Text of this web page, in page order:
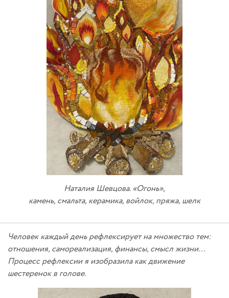
Наталия Шевцова. «Огонь»,
камень, смальта, керамика, войлок, пряжа, шелк
Человек каждый день рефлексирует на множество тем:
отношения, самореализация, финансы, смысл жизни…
Процесс рефлексии я изобразила как движение
шестеренок в голове.